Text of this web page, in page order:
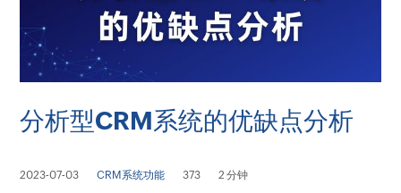
分析型CRM系统的优缺点分析
2023-07-03 CRM系统功能 373 2 分钟